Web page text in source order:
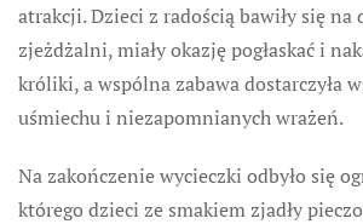
atrakcji. Dzieci z radością bawiły się na
zjeżdżalni, miały okazję pogłaskać i
króliki, a wspólna zabawa dostarczyła
uśmiechu i niezapomnianych wrażeń.
Na zakończenie wycieczki odbyło się
którego dzieci ze smakiem zjadły